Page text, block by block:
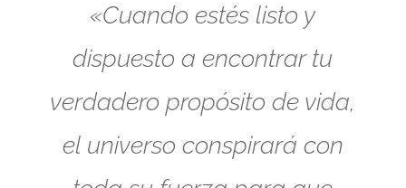
«Cuando estés listo y
dispuesto a encontrar tu
verdadero propósito de vida,
el universo conspirará con